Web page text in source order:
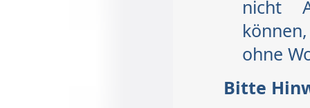
nicht
ohne
Bitte